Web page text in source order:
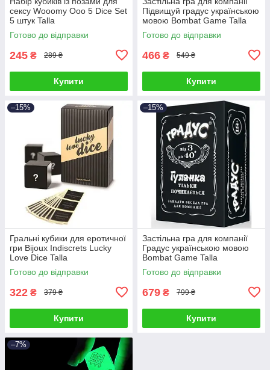
сексу Wooomy Ooo 5 Dice Set
5 штук Talla
Готово до відправки
245 ₴ 289 ₴
Купити
Підвищуй градус українською
мовою Bombat Game Talla
Готово до відправки
466 ₴ 549 ₴
Купити
–15%
Гральні кубики для еротичної
гри Bijoux Indiscrets Lucky
Love Dice Talla
Готово до відправки
322 ₴ 379 ₴
Купити
–15%
Застільна гра для компанії
Градус українською мовою
Bombat Game Talla
Готово до відправки
679 ₴ 799 ₴
Купити
–7%